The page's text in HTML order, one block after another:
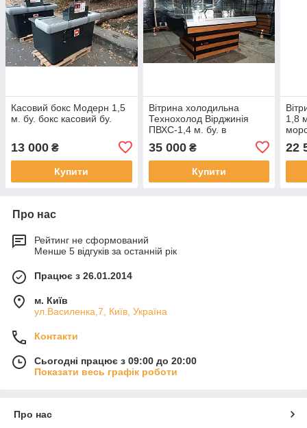
Касовий бокс Модерн 1,5
м. бу. бокс касовий бу.
13 000 ₴
Купити
Вітрина холодильна
Технохолод Вірджинія
ПВХС-1,4 м. бу. в
35 000₴
Купити
1,8
22
Про нас
Рейтинг не сформований
Менше 5 відгуків за останній рік
Працює з 26.01.2014
м. Київ
ул.Василенка,7, Київ, Україна
Контакти
Сьогодні працює з 09:00 до 20:00
Показати весь графік роботи
Про нас